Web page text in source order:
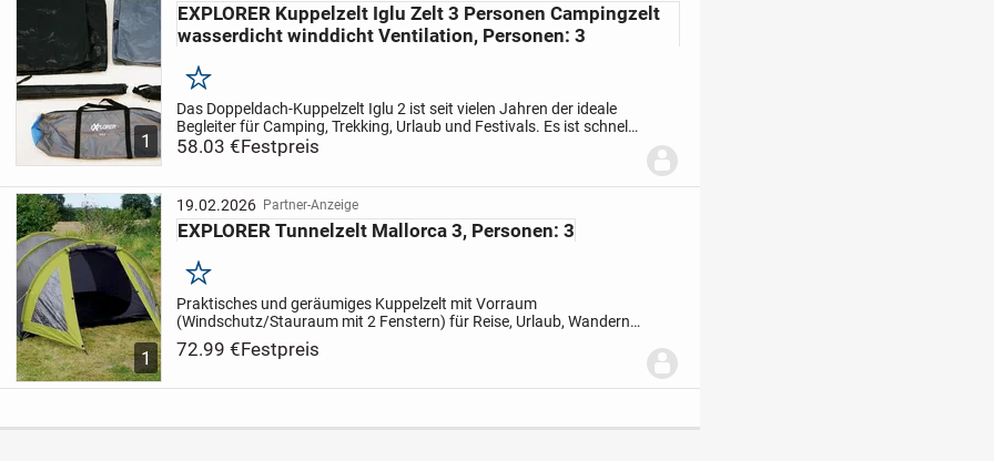
1
EXPLORER Kuppelzelt Iglu Zelt 3 Personen Campingzelt
wasserdicht winddicht Ventilation, Personen: 3
Merken
Das Doppeldach-Kuppelzelt Iglu 2 ist seit vielen Jahren der ideale
Begleiter für Camping, Trekking, Urlaub und Festivals. Es ist schnell
und einfach auf- und abgebaut bei einem Gewicht von nur 4 kg....
58.03 €Festpreis
1
19.02.2026 Partner-Anzeige
EXPLORER Tunnelzelt Mallorca 3, Personen: 3
Merken
Praktisches und geräumiges Kuppelzelt mit Vorraum
(Windschutz/Stauraum mit 2 Fenstern) für Reise, Urlaub, Wandern,
Trekking, Festival und Kurztripps. Schneller Aufbau mit
außenliegendem Gestänge...
72.99 €Festpreis